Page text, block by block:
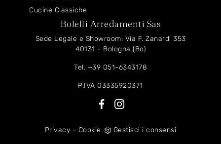
Cucine Classiche
Bolelli Arredamenti Sas
Sede Legale e Showroom: Via F. Zanardi 353
40131 - Bologna (Bo)
Tel. +39 051-6343178
P.IVA 03335920371
Privacy - Cookie Gestisci i consensi